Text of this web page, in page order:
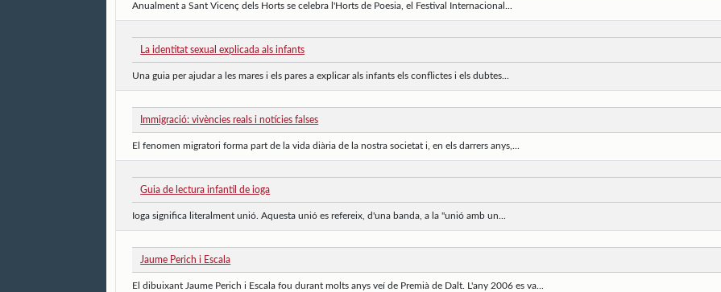
Anualment a Sant Vicenç dels Horts se celebra l'Horts de Poesia, el Festival Internacional...
La identitat sexual explicada als infants
Una guia per ajudar a les mares i els pares a explicar als infants els conflictes i els dubtes...
Immigració: vivències reals i notícies falses
El fenomen migratori forma part de la vida diària de la nostra societat i, en els darrers anys,...
Guia de lectura infantil de ioga
Ioga significa literalment unió. Aquesta unió es refereix, d'una banda, a la "unió amb un...
Jaume Perich i Escala
El dibuixant Jaume Perich i Escala fou durant molts anys veí de Premià de Dalt. L'any 2006 es va...